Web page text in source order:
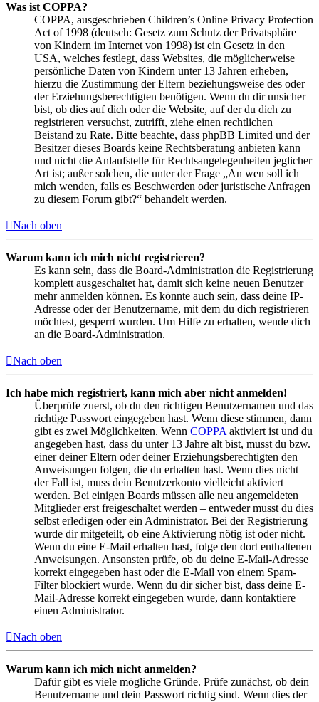
Was ist COPPA?
COPPA, ausgeschrieben Children’s Online Privacy Protection
Act of 1998 (deutsch: Gesetz zum Schutz der Privatsphäre
von Kindern im Internet von 1998) ist ein Gesetz in den
USA, welches festlegt, dass Websites, die möglicherweise
persönliche Daten von Kindern unter 13 Jahren erheben,
hierzu die Zustimmung der Eltern beziehungsweise des oder
der Erziehungsberechtigten benötigen. Wenn du dir unsicher
bist, ob dies auf dich oder die Website, auf der du dich zu
registrieren versuchst, zutrifft, ziehe einen rechtlichen
Beistand zu Rate. Bitte beachte, dass phpBB Limited und der
Besitzer dieses Boards keine Rechtsberatung anbieten kann
und nicht die Anlaufstelle für Rechtsangelegenheiten jeglicher
Art ist; außer solchen, die unter der Frage „An wen soll ich
mich wenden, falls es Beschwerden oder juristische Anfragen
zu diesem Forum gibt?“ behandelt werden.
Nach oben
Warum kann ich mich nicht registrieren?
Es kann sein, dass die Board-Administration die Registrierung
komplett ausgeschaltet hat, damit sich keine neuen Benutzer
mehr anmelden können. Es könnte auch sein, dass deine IP-
Adresse oder der Benutzername, mit dem du dich registrieren
möchtest, gesperrt wurden. Um Hilfe zu erhalten, wende dich
an die Board-Administration.
Nach oben
Ich habe mich registriert, kann mich aber nicht anmelden!
Überprüfe zuerst, ob du den richtigen Benutzernamen und das
richtige Passwort eingegeben hast. Wenn diese stimmen, dann
gibt es zwei Möglichkeiten. Wenn COPPA aktiviert ist und du
angegeben hast, dass du unter 13 Jahre alt bist, musst du bzw.
einer deiner Eltern oder deiner Erziehungsberechtigten den
Anweisungen folgen, die du erhalten hast. Wenn dies nicht
der Fall ist, muss dein Benutzerkonto vielleicht aktiviert
werden. Bei einigen Boards müssen alle neu angemeldeten
Mitglieder erst freigeschaltet werden – entweder musst du dies
selbst erledigen oder ein Administrator. Bei der Registrierung
wurde dir mitgeteilt, ob eine Aktivierung nötig ist oder nicht.
Wenn du eine E-Mail erhalten hast, folge den dort enthaltenen
Anweisungen. Ansonsten prüfe, ob du deine E-Mail-Adresse
korrekt eingegeben hast oder die E-Mail von einem Spam-
Filter blockiert wurde. Wenn du dir sicher bist, dass deine E-
Mail-Adresse korrekt eingegeben wurde, dann kontaktiere
einen Administrator.
Nach oben
Warum kann ich mich nicht anmelden?
Dafür gibt es viele mögliche Gründe. Prüfe zunächst, ob dein
Benutzername und dein Passwort richtig sind. Wenn dies der